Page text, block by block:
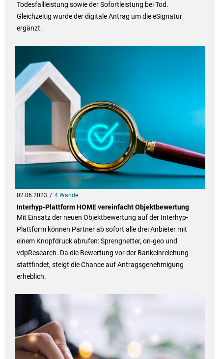
Todesfallleistung sowie der Sofortleistung bei Tod.
Gleichzeitig wurde der digitale Antrag um die eSignatur
ergänzt.
02.06.2023 4 Wände
Interhyp-Plattform HOME vereinfacht Objektbewertung
Mit Einsatz der neuen Objektbewertung auf der Interhyp-
Plattform können Partner ab sofort alle drei Anbieter mit
einem Knopfdruck abrufen: Sprengnetter, on-geo und
vdpResearch. Da die Bewertung vor der Bankeinreichung
stattfindet, steigt die Chance auf Antragsgenehmigung
erheblich.